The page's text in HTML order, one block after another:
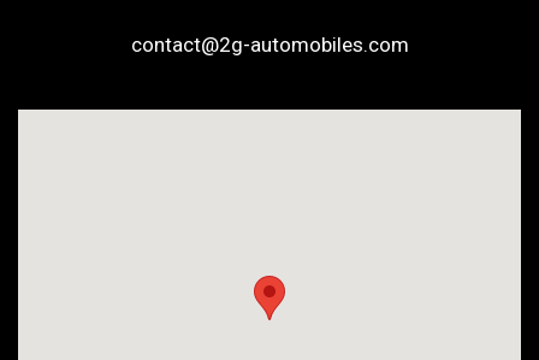
contact@2g-automobiles.com